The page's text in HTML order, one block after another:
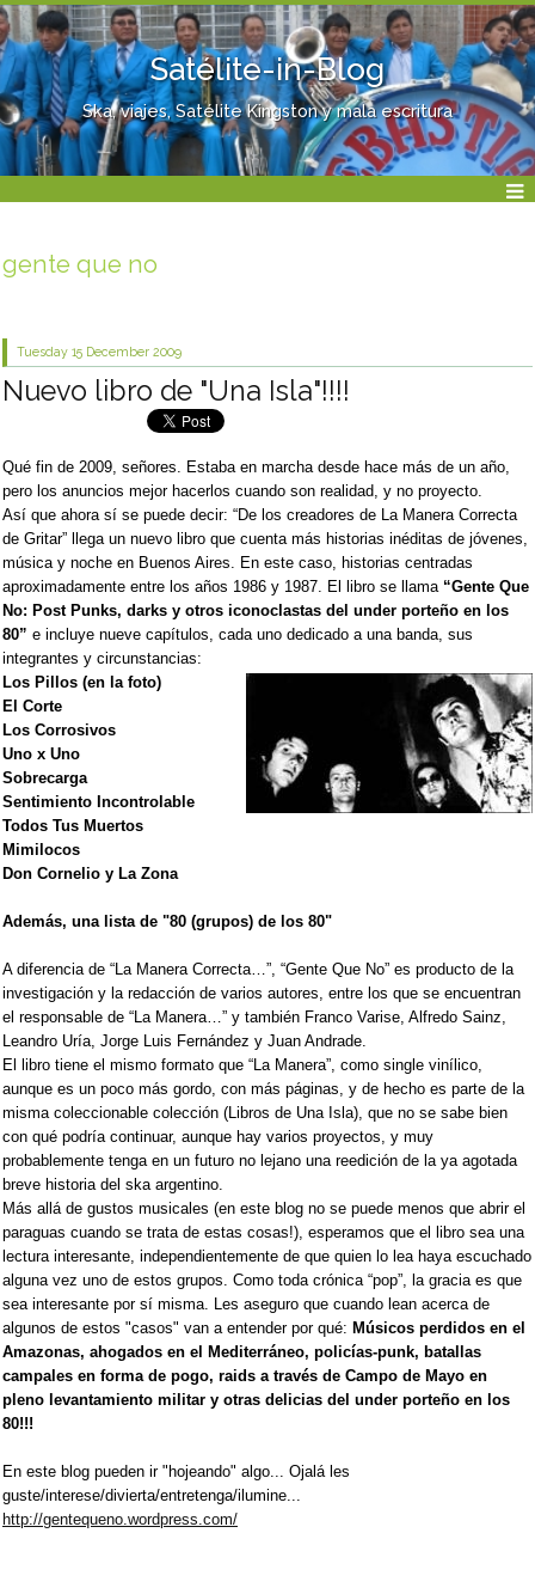
Satélite-in-Blog
Ska, viajes, Satélite Kingston y mala escritura
gente que no
Tuesday 15 December 2009
Nuevo libro de "Una Isla"!!!!
Qué fin de 2009, señores. Estaba en marcha desde hace más de un año,
pero los anuncios mejor hacerlos cuando son realidad, y no proyecto.
Así que ahora sí se puede decir: “De los creadores de La Manera Correcta
de Gritar” llega un nuevo libro que cuenta más historias inéditas de jóvenes,
música y noche en Buenos Aires. En este caso, historias centradas
aproximadamente entre los años 1986 y 1987. El libro se llama “Gente Que
No: Post Punks, darks y otros iconoclastas del under porteño en los
80” e incluye nueve capítulos, cada uno dedicado a una banda, sus
integrantes y circunstancias:
Los Pillos (en la foto)
El Corte
Los Corrosivos
Uno x Uno
Sobrecarga
Sentimiento Incontrolable
Todos Tus Muertos
Mimilocos
Don Cornelio y La Zona
Además, una lista de "80 (grupos) de los 80"
A diferencia de “La Manera Correcta…”, “Gente Que No” es producto de la
investigación y la redacción de varios autores, entre los que se encuentran
el responsable de “La Manera…” y también Franco Varise, Alfredo Sainz,
Leandro Uría, Jorge Luis Fernández y Juan Andrade.
El libro tiene el mismo formato que “La Manera”, como single vinílico,
aunque es un poco más gordo, con más páginas, y de hecho es parte de la
misma coleccionable colección (Libros de Una Isla), que no se sabe bien
con qué podría continuar, aunque hay varios proyectos, y muy
probablemente tenga en un futuro no lejano una reedición de la ya agotada
breve historia del ska argentino.
Más allá de gustos musicales (en este blog no se puede menos que abrir el
paraguas cuando se trata de estas cosas!), esperamos que el libro sea una
lectura interesante, independientemente de que quien lo lea haya escuchado
alguna vez uno de estos grupos. Como toda crónica “pop”, la gracia es que
sea interesante por sí misma. Les aseguro que cuando lean acerca de
algunos de estos "casos" van a entender por qué: Músicos perdidos en el
Amazonas, ahogados en el Mediterráneo, policías-punk, batallas
campales en forma de pogo, raids a través de Campo de Mayo en
pleno levantamiento militar y otras delicias del under porteño en los
80!!!
En este blog pueden ir "hojeando" algo... Ojalá les
guste/interese/divierta/entretenga/ilumine...
http://gentequeno.wordpress.com/